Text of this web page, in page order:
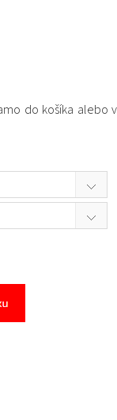
do košíka alebo